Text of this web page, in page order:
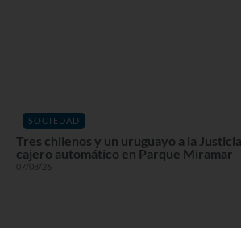
SOCIEDAD
Tres chilenos y un uruguayo a la
cajero automático en Parque Miramar
07/08/26